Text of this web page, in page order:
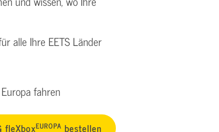
alle Ihre EETS Länder
fahren
fleXboxEUROPA bestellen